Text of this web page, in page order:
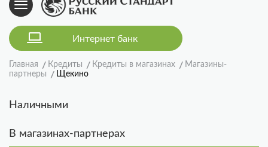
Toggle
navigation
Интернет банк
Главная Кредиты Кредиты в магазинах
Магазины-
партнеры
Щекино
Наличными
В магазинах-партнерах